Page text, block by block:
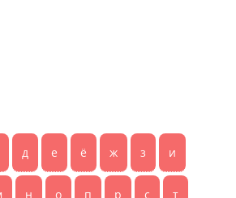
д е ё ж з и
н о п р с т